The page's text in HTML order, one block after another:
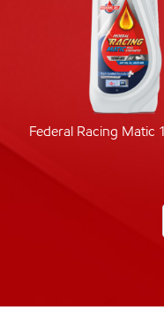
Federal Racing Matic